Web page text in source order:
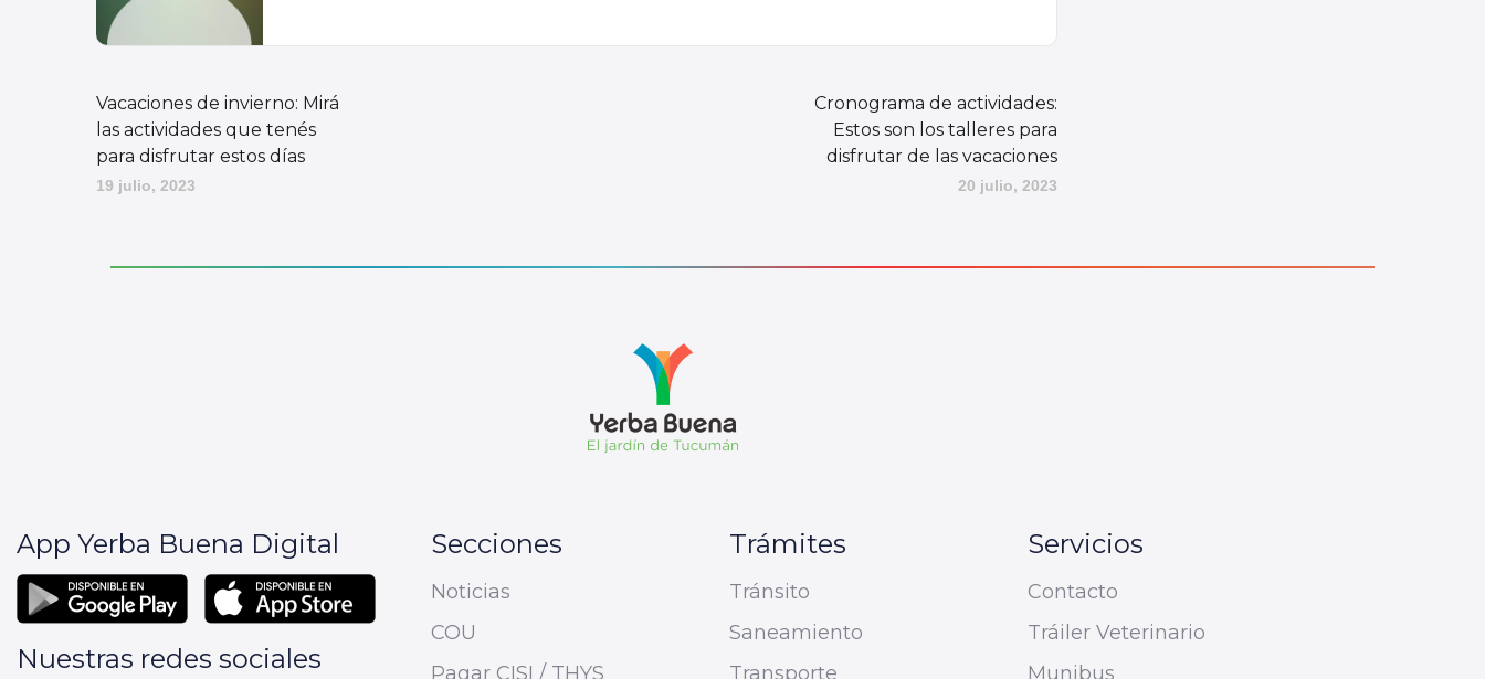
Vacaciones de invierno: Mirá
las actividades que tenés
para disfrutar estos días
19 julio, 2023
Cronograma de actividades:
Estos son los talleres para
disfrutar de las vacaciones
20 julio, 2023
App Yerba Buena Digital
Nuestras redes sociales
Secciones
Noticias
COU
Pagar CISI / THYS
Trámites
Tránsito
Saneamiento
Transporte
Servicios
Contacto
Tráiler Veterinario
Munibus